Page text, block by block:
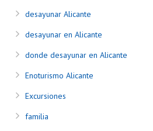
desayunar Alicante
desayunar en Alicante
donde desayunar en Alicante
Enoturismo Alicante
Excursiones
familia